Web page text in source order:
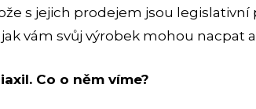
s jejich prodejem jsou legislativní
vám svůj výrobek mohou nacpat
Co o něm víme?